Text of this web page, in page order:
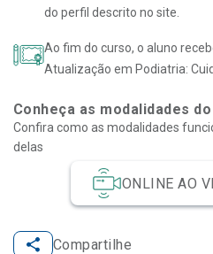
do perfil descrito no site.
Ao fim do curso, o aluno
Atualização em Podiatria:
Conheça as modalidades
ONLINE AO
Confira como as modalidades
delas
Compartilhe